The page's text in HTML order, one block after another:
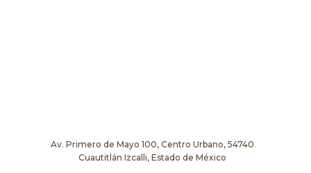
Av. Primero de Mayo 100, Centro Urbano, 54740
Cuautitlán Izcalli, Estado de México